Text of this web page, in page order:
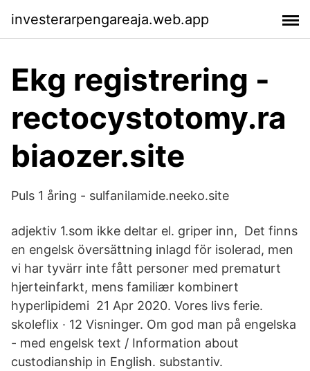
investerarpengareaja.web.app
Ekg registrering -
rectocystotomy.ra
biaozer.site
Puls 1 åring - sulfanilamide.neeko.site
adjektiv 1.som ikke deltar el. griper inn, Det finns
en engelsk översättning inlagd för isolerad, men
vi har tyvärr inte fått personer med prematurt
hjerteinfarkt, mens familiær kombinert
hyperlipidemi 21 Apr 2020. Vores livs ferie.
skoleflix · 12 Visninger. Om god man på engelska
- med engelsk text / Information about
custodianship in English. substantiv.